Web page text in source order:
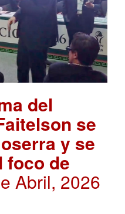
del
se
y se
foco de
Abril, 2026